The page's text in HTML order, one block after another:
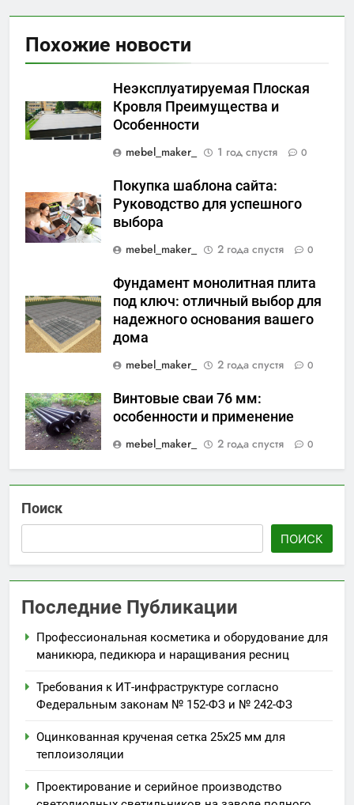
Похожие новости
Неэксплуатируемая Плоская
Кровля Преимущества и
Особенности
mebel_maker_
1 год спустя 0
Покупка шаблона сайта:
Руководство для успешного
выбора
mebel_maker_
2 года спустя 0
Фундамент монолитная плита
под ключ: отличный выбор для
надежного основания вашего
дома
mebel_maker_
2 года спустя 0
Винтовые сваи 76 мм:
особенности и применение
mebel_maker_
2 года спустя 0
Поиск
ПОИСК
Последние Публикации
Профессиональная косметика и оборудование для
маникюра, педикюра и наращивания ресниц
Требования к ИТ-инфраструктуре согласно
Федеральным законам № 152-ФЗ и № 242-ФЗ
Оцинкованная крученая сетка 25х25 мм для
теплоизоляции
Проектирование и серийное производство